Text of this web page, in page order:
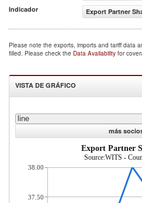
Indicador
Export Partner
Please note the exports, imports and tariff data
filled. Please check the Data Availability for
VISTA DE GRÁFICO
line
más
Export Partner
Source:WITS -
38.00
37.50